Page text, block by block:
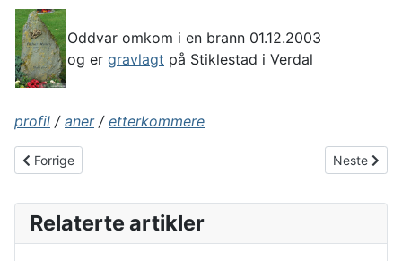
Oddvar omkom i en brann 01.12.2003
og er gravlagt på Stiklestad i Verdal
profil / aner/ etterkommere
Forrige artikkel: Olav G Heggås og Liv A Johansen
Forrige Neste
Neste
Relaterte artikler